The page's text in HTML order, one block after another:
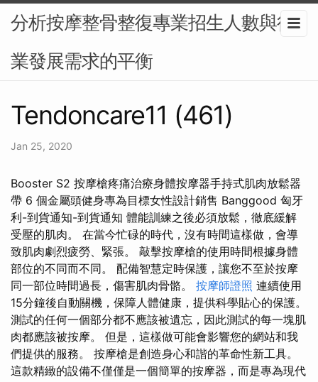
分析按摩整骨整復專業招生人數與行
業發展需求的平衡
Tendoncare11 (461)
Jan 25, 2020
Booster S2 按摩槍疼痛治療身體按摩器手持式肌肉放鬆器
帶 6 個金屬頭健身專為目標女性設計銷售 Banggood 匈牙
利-到貨通知-到貨通知 體能訓練之後必須放鬆，徹底緩解
受壓的肌肉。 在當今忙碌的時代，沒有時間這樣做，會導
致肌肉劇烈疲勞、緊張。 敲擊按摩槍的使用時間根據身體
部位的不同而不同。 配備智慧定時保護，讓您不至於按摩
同一部位時間過長，傷害肌肉骨骼。 按摩師證照 連續使用
15分鐘後自動關機，保障人體健康，提供科學貼心的保護。
測試的任何一個部分都不應該被遺忘，因此測試的每一塊肌
肉都應該被按摩。 但是，這樣做可能會影響您的網站和我
們提供的服務。 按摩槍是創造身心和諧的革命性新工具。
這款精緻的設備不僅僅是一個簡單的按摩器，而是專為現代